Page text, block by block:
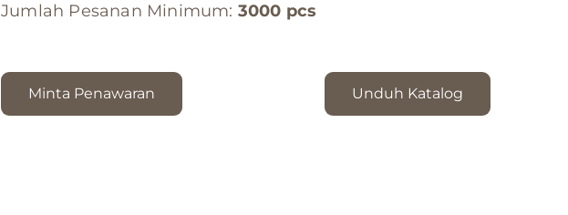
Jumlah Pesanan Minimum: 3000 pcs
Minta Penawaran Unduh Katalog